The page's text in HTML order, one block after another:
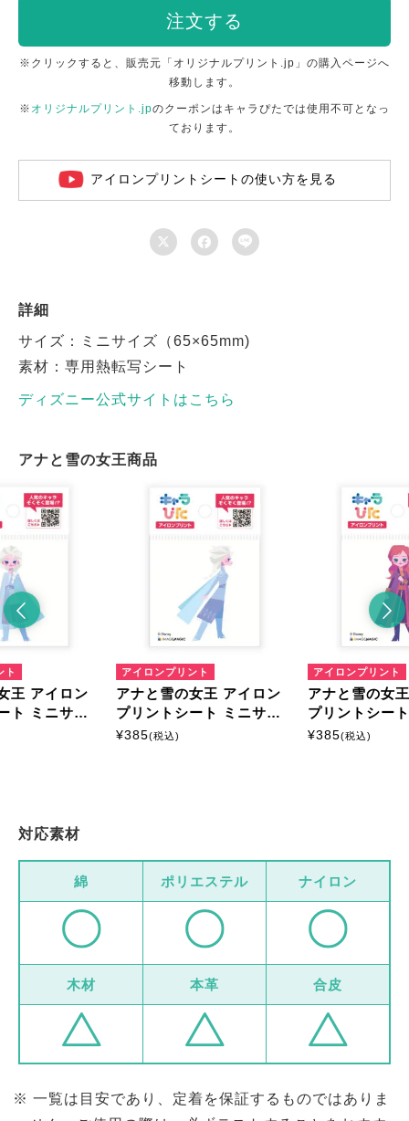
注文する
※クリックすると、販売元「オリジナルプリント.jp」の購入ページへ
移動します。
※ オリジナルプリント.jpのクーポンはキャラぴたでは使用不可となっ
ております。
アイロンプリントシートの使い方を見る
  
詳細
サイズ：ミニサイズ（65×65mm)
素材：専用熱転写シート
ディズニー公式サイトはこちら
アナと雪の女王商品
ト
王 アイロン
ト ミニサイ
アイロンプリント
アナと雪の女王 アイロン
プリントシート ミニサイ
ズ
¥385(税込)
アイロンプリント
アナと雪の女
プリントシー
ズ
¥385(税込)
対応素材
綿 ポリエステル ナイロン
木材 本革 合皮
一覧は目安であり、定着を保証するものではありま